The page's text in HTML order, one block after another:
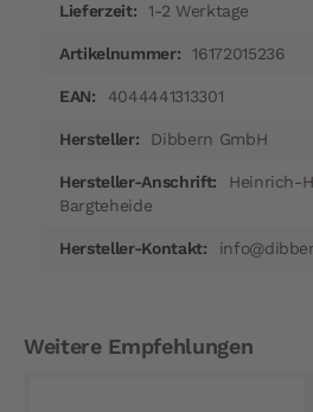
1-2 Werktage
16172015236
4044441313301
Dibbern GmbH
Heinrich-
Bargteheide
Weitere Empfehlungen